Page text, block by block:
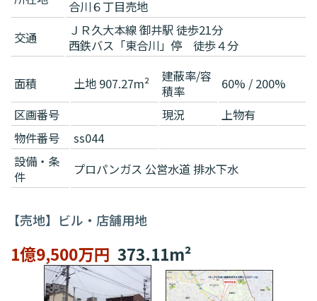
合川６丁目売地
交通
ＪＲ久大本線 御井駅 徒歩21分
西鉄バス「東合川」停 徒歩４分
面積 土地 907.27m²
建蔽率/容
積率
60% / 200%
区画番号
現況
上物有
物件番号
ss044
設備・条
件
プロパンガス 公営水道排水下水
【売地】ビル・店舗用地
1億9,500万円 373.11m²